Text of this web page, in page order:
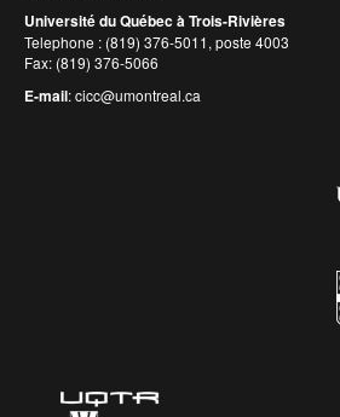
Université du Québec à Trois-Rivières
Telephone : (819) 376-5011, poste 4003
Fax: (819) 376-5066
E-mail:cicc@umontreal.ca